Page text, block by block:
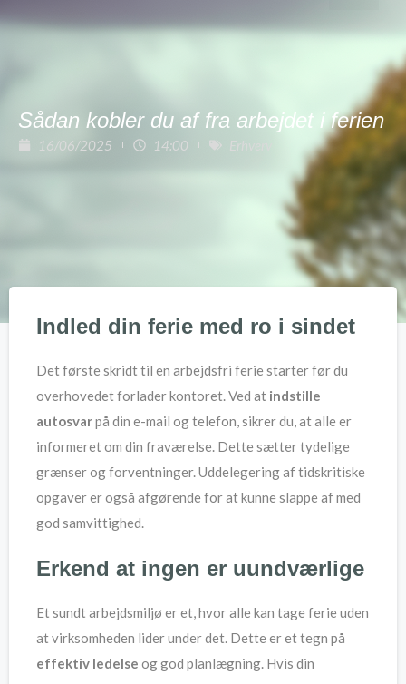
Sådan kobler du af fra arbejdet i ferien
16/06/2025 14:00 Erhverv
Indled din ferie med ro i sindet
Det første skridt til en arbejdsfri ferie starter før du
overhovedet forlader kontoret. Ved at indstille
autosvarpå din e-mail og telefon, sikrer du, at alle er
informeret om din fraværelse. Dette sætter tydelige
grænser og forventninger. Uddelegering af tidskritiske
opgaver er også afgørende for at kunne slappe af med
god samvittighed.
Erkend at ingen er uundværlige
Et sundt arbejdsmiljø er et, hvor alle kan tage ferie uden
at virksomheden lider under det. Dette er et tegn på
effektiv ledelse og god planlægning. Hvis din